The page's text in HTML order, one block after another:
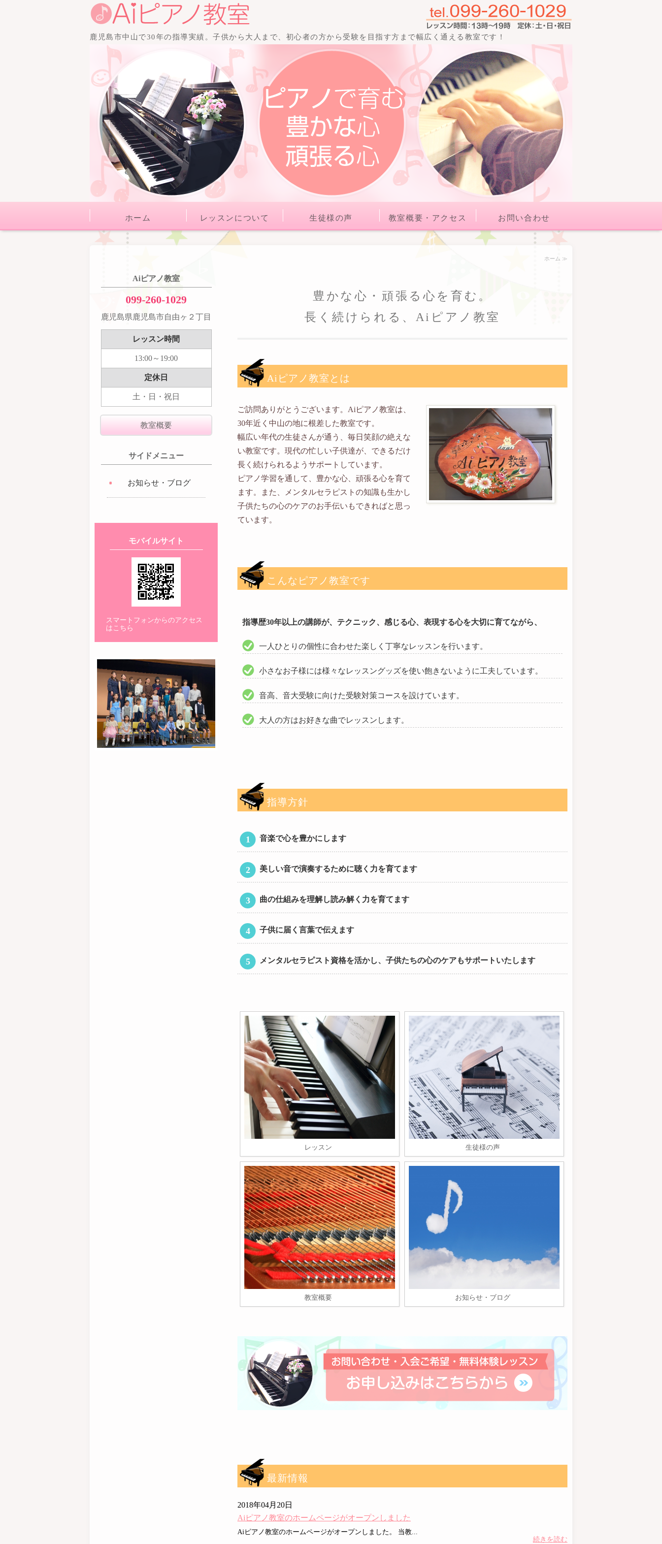
子どもから大人、音
大・音高受験に向けた
幅広いピアノレッスン
なら鹿児島市中山 Aiピ
アノ教室（アイピアノ
教室）
鹿児島市中山で30年の指導実績。子供から大人まで、初心者の方から受験を目指す方まで幅広く通える教室です！
ホーム レッスンについて 生徒様の声 教室概要・アクセス お問い合わせ
ホーム ≫
豊かな心・頑張る心を育む。
長く続けられる、Aiピアノ教室
Aiピアノ教室とは
ご訪問ありがとうございます。Aiピアノ教室は、
30年近く中山の地に根差した教室です。
幅広い年代の生徒さんが通う、毎日笑顔の絶えな
い教室です。現代の忙しい子供達が、できるだけ
長く続けられるようサポートしています。
ピアノ学習を通して、豊かな心、頑張る心を育て
ます。また、メンタルセラピストの知識も生かし
子供たちの心のケアのお手伝いもできればと思っ
ています。
こんなピアノ教室です
指導歴30年以上の講師が、テクニック、感じる心、表現する心を大切に育てながら、
一人ひとりの個性に合わせた楽しく丁寧なレッスンを行います。
小さなお子様には様々なレッスングッズを使い飽きないように工夫しています。
音高、音大受験に向けた受験対策コースを設けています。
大人の方はお好きな曲でレッスンします。
指導方針
音楽で心を豊かにします
美しい音で演奏するために聴く力を育てます
曲の仕組みを理解し読み解く力を育てます
子供に届く言葉で伝えます
メンタルセラピスト資格を活かし、子供たちの心のケアもサポートいたします
レッスン 生徒様の声
教室概要 お知らせ・ブログ
最新情報
2018年04月20日
Aiピアノ教室のホームページがオープンしました
Aiピアノ教室のホームページがオープンしました。 当教...
続きを読む
Aiピアノ教室
099-260-1029
鹿児島県鹿児島市自由ヶ２丁目
レッスン時間
13:00～19:00
定休日
土・日・祝日
教室概要
サイドメニュー
お知らせ・ブログ
モバイルサイト
スマートフォンからのアクセス
はこちら